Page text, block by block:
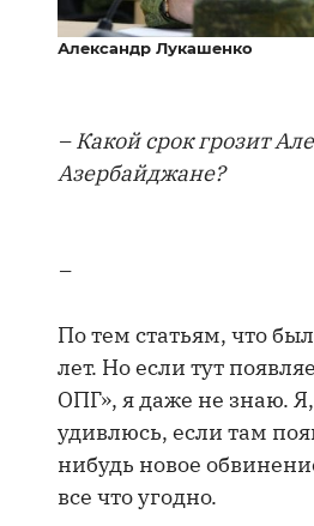
Александр Лукашенко
– Какой срок грозит
Азербайджане?
–
По тем статьям, что
лет. Но если тут
ОПГ», я даже не знаю.
удивлюсь, если там
нибудь новое
все что угодно.